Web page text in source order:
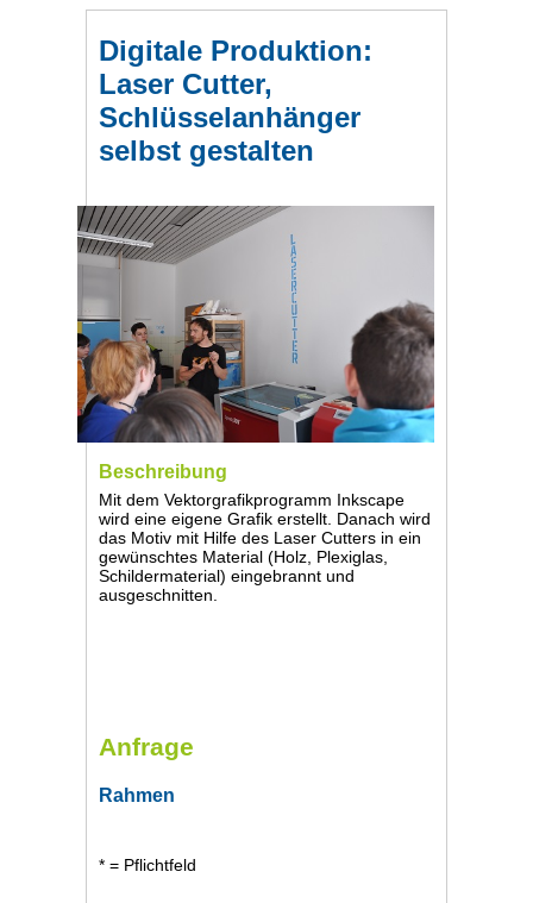
Digitale Produktion:
Laser Cutter,
Schlüsselanhänger
selbst gestalten
Beschreibung
Mit dem Vektorgrafikprogramm Inkscape
wird eine eigene Grafik erstellt. Danach wird
das Motiv mit Hilfe des Laser Cutters in ein
gewünschtes Material (Holz, Plexiglas,
Schildermaterial) eingebrannt und
ausgeschnitten.
Anfrage
Rahmen
* = Pflichtfeld